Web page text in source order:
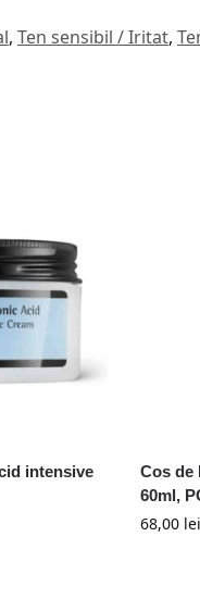
, Ten sensibil / Iritat,
intensive
Cos de
60ml,
68,00 lei